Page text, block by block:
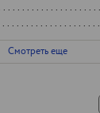
Смотреть еще